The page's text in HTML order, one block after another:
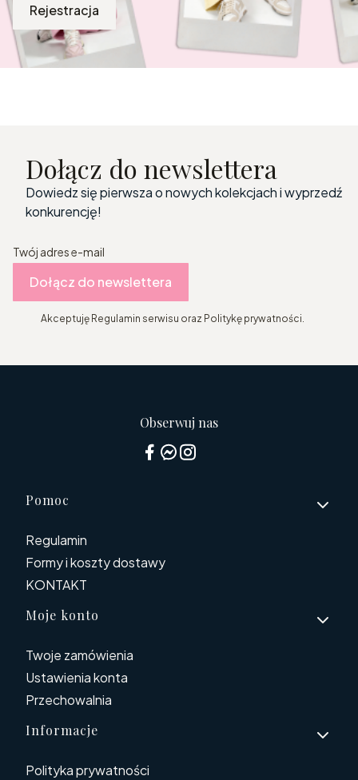
Rejestracja
Dołącz do newslettera
Dowiedz się pierwsza o nowych kolekcjach i wyprzedź
konkurencję!
Twój adres e-mail
Dołącz do newslettera
Akceptuję Regulamin serwisu oraz Politykę prywatności.
Obserwuj nas
Linki w stopce
Pomoc
Regulamin
Formy i koszty dostawy
KONTAKT
Moje konto
Twoje zamówienia
Ustawienia konta
Przechowalnia
Informacje
Polityka prywatności